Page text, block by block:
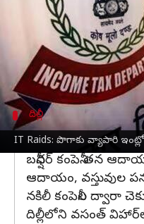
IT Raids: పొగాకు వ్యాపారి ఇంట్లో
అధికారులు స్వాధీనం
దీంతో పాటు రూ.5
ఈ దాడిలో బినామీ
దిల్లీ
కంపెనీ
బన్షీధర్ కంపెనీ తన
ఆదాయం, వస్తువుల
నకిలీ కంపెనీల ద్వారా
దిల్లీలోని వసంత్